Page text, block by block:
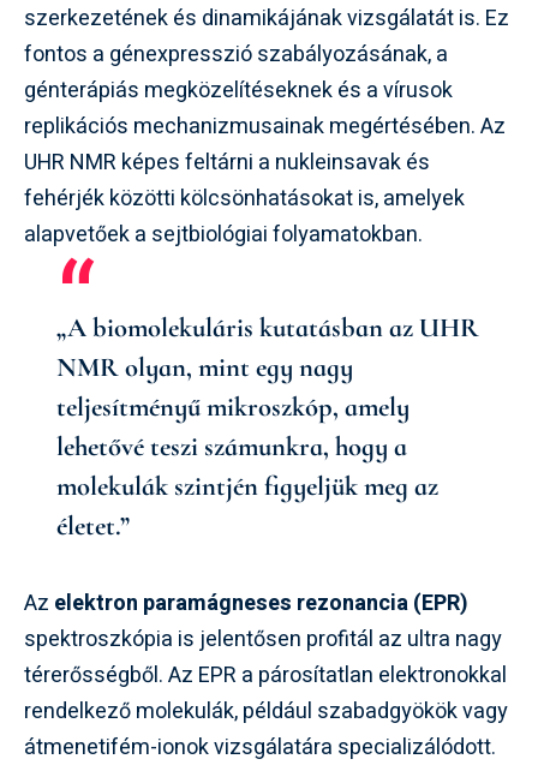
szerkezetének és dinamikájának vizsgálatát is. Ez
fontos a génexpresszió szabályozásának, a
génterápiás megközelítéseknek és a vírusok
replikációs mechanizmusainak megértésében. Az
UHR NMR képes feltárni a nukleinsavak és
fehérjék közötti kölcsönhatásokat is, amelyek
alapvetőek a sejtbiológiai folyamatokban.
„A biomolekuláris kutatásban az UHR
NMR olyan, mint egy nagy
teljesítményű mikroszkóp, amely
lehetővé teszi számunkra, hogy a
molekulák szintjén figyeljük meg az
életet.”
Az elektron paramágneses rezonancia (EPR)
spektroszkópia is jelentősen profitál az ultra nagy
térerősségből. Az EPR a párosítatlan elektronokkal
rendelkező molekulák, például szabadgyökök vagy
átmenetifém-ionok vizsgálatára specializálódott.